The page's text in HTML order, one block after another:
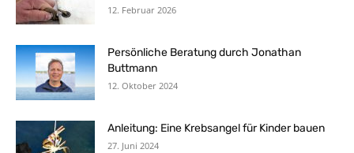
12. Februar 2026
Persönliche Beratung durch Jonathan
Buttmann
12. Oktober 2024
Anleitung: Eine Krebsangel für Kinder bauen
27. Juni 2024